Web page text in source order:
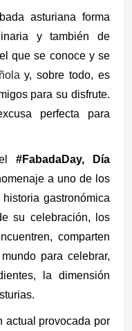
asturiana forma
y también de
que se conoce y se
y, sobre todo, es
para su disfrute.
perfecta para
#FabadaDay, Día
a uno de los
gastronómica
su celebración, los
comparten
para celebrar,
la dimensión
actual provocada por